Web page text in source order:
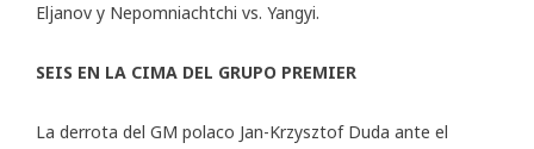
Eljanov y Nepomniachtchi vs. Yangyi.
SEIS EN LA CIMA DEL GRUPO PREMIER
La derrota del GM polaco Jan-Krzysztof Duda ante el